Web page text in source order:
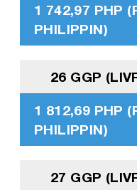
1 742,97 PHP
PHILIPPIN)
26 GGP
1 812,69 PHP
PHILIPPIN)
27 GGP